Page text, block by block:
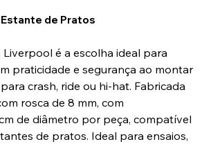
de Pratos
é a escolha ideal para
praticidade e segurança ao montar
crash, ride ou hi-hat. Fabricada
rosca de 8 mm, com
de diâmetro por peça, compatível
de pratos. Ideal para ensaios,